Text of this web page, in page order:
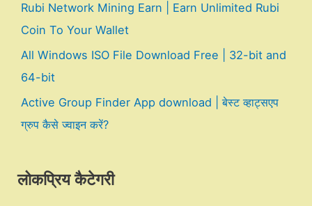
Rubi Network Mining Earn | Earn Unlimited Rubi
Coin To Your Wallet
All Windows ISO File Download Free | 32-bit and
64-bit
Active Group Finder App download | बेस्ट व्हाट्सएप
ग्रुप कैसे ज्वाइन करें?
लोकप्रिय कैटेगरी